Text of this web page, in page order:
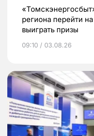
региона перейти
выиграть призы
09:10 / 03.08.26